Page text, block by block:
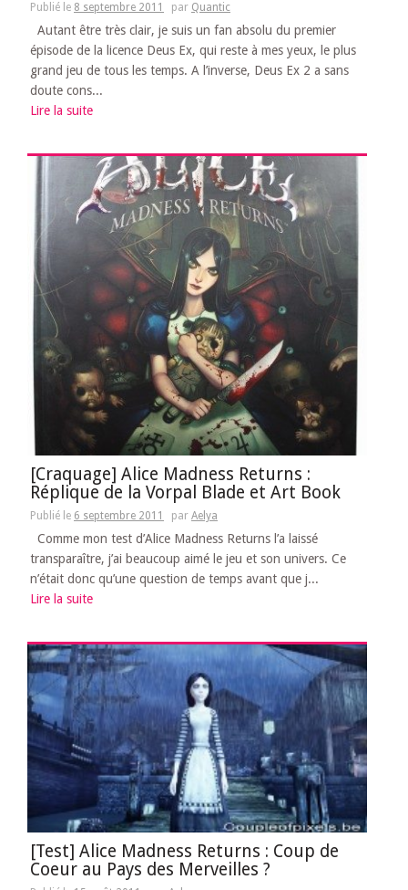
Publié le 8 septembre 2011 par Quantic
Autant être très clair, je suis un fan absolu du premier
épisode de la licence Deus Ex, qui reste à mes yeux, le plus
grand jeu de tous les temps. A l’inverse, Deus Ex 2 a sans
doute cons...
Lire la suite
[Craquage] Alice Madness Returns :
Réplique de la Vorpal Blade et Art Book
Publié le 6 septembre 2011 par Aelya
Comme mon test d’Alice Madness Returns l’a laissé
transparaître, j’ai beaucoup aimé le jeu et son univers. Ce
n’était donc qu’une question de temps avant que j...
Lire la suite
[Test] Alice Madness Returns : Coup de
Coeur au Pays des Merveilles ?